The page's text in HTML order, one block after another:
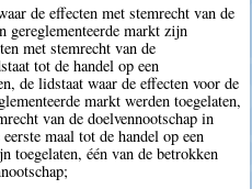
de effecten met stemrecht van de
gereglementeerde markt zijn
met stemrecht van de
tot de handel op een
de lidstaat waar de effecten voor de
markt werden toegelaten,
van de doelvennootschap in
maal tot de handel op een
toegelaten, één van de betrokken